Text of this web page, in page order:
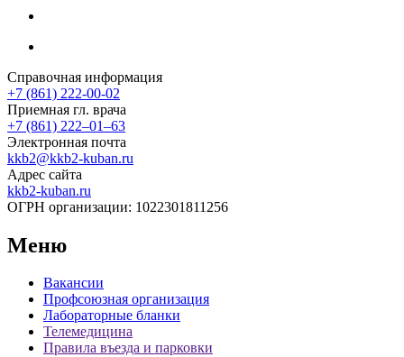
Справочная информация
+7 (861) 222-00-02
Приемная гл. врача
+7 (861) 222‒01‒63
Электронная почта
kkb2@kkb2-kuban.ru
Адрес сайта
kkb2-kuban.ru
ОГРН организации: 1022301811256
Меню
Вакансии
Профсоюзная организация
Лабораторные бланки
Телемедицина
Правила въезда и парковки